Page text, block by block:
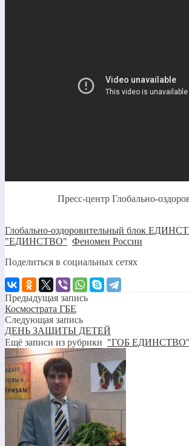
Пресс-центр Глобально-
Глобально-оздоровительный блок
"ЕДИНСТВО" Феномен России
Поделиться в социальных сетях
Предыдущая запись
Космострата ГБЕ
Следующая запись
ДЕНЬ ЗАЩИТЫ ДЕТЕЙ
Ещё записи из рубрики "ГОБ ЕДИНСТВО"